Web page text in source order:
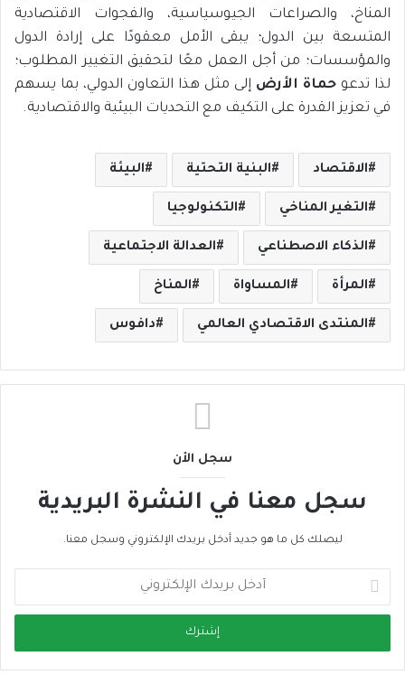
المناخ، والصراعات الجيوسياسية، والفجوات الاقتصادية
المتسعة بين الدول؛ يبقى الأمل معقودًا على إرادة الدول
والمؤسسات؛ من أجل العمل معًا لتحقيق التغيير المطلوب؛
لذا تدعو حماة الأرض إلى مثل هذا التعاون الدولي، بما يسهم
في تعزيز القدرة على التكيف مع التحديات البيئية والاقتصادية.
الاقتصاد البنية التحتية البيئة
التغير المناخي التكنولوجيا
الذكاء الاصطناعي العدالة الاجتماعية
المرأة المساواة المناخ
المنتدى الاقتصادي العالمي دافوس
سجل الأن
سجل معنا في النشرة البريدية
ليصلك كل ما هو جديد أدخل بريدك الإلكتروني وسجل معنا.
خ
ب